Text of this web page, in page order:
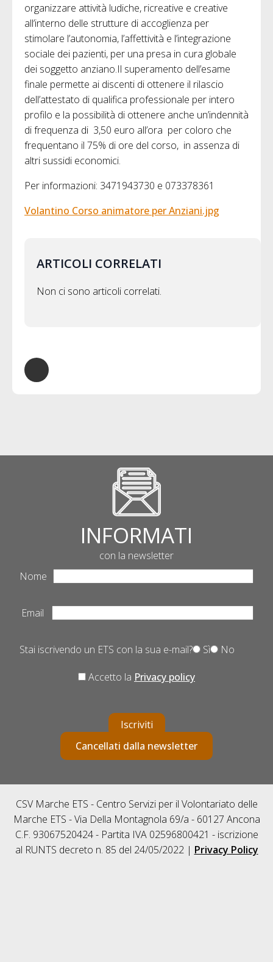
organizzare attività ludiche, ricreative e creative
all’interno delle strutture di accoglienza per
stimolare l’autonomia, l’affettività e l’integrazione
sociale dei pazienti, per una presa in cura globale
dei soggetto anziano.Il superamento dell’esame
finale permette ai discenti di ottenere il rilascio
dell’attestato di qualifica professionale per intero
profilo e la possibilità di ottenere anche un’indennità
di frequenza di 3,50 euro all’ora per coloro che
frequentano il 75% di ore del corso, in assenza di
altri sussidi economici.
Per informazioni: 3471943730 e 073378361
Volantino Corso animatore per Anziani.jpg
ARTICOLI CORRELATI
Non ci sono articoli correlati.
INFORMATI
con la newsletter
Nome
Email
Stai iscrivendo un ETS con la sua e-mail? Sì No
Accetto la Privacy policy
Iscriviti
Cancellati dalla newsletter
CSV Marche ETS - Centro Servizi per il Volontariato delle
Marche ETS - Via Della Montagnola 69/a - 60127 Ancona
C.F. 93067520424 - Partita IVA 02596800421 - iscrizione
al RUNTS decreto n. 85 del 24/05/2022 | Privacy Policy